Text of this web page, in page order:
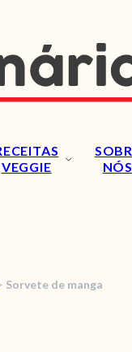
VEGGIE
NÓS
Sorvete de manga